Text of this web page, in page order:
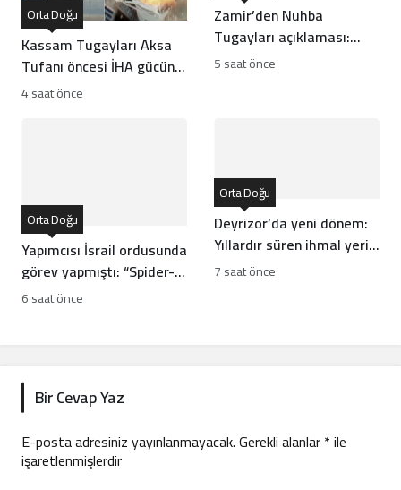
Kassam Tugayları Aksa
Tufanı öncesi İHA gücünü
nasıl geliştirdi?
Orta Doğu
4 saat önce
Zamir’den Nuhba
Tugayları açıklaması:
Barış Kurulu haritası ne
5 saat önce
Yapımcısı İsrail ordusunda
görev yapmıştı: “Spider-
Man” filmine boykot
Orta Doğu
6 saat önce
Deyrizor’da yeni dönem:
Yıllardır süren ihmal yerini
kalkınmaya bırakıyor!
Orta Doğu
7 saat önce
Bir Cevap Yaz
E-posta adresiniz yayınlanmayacak.Gerekli alanlar*ile
işaretlenmişlerdir